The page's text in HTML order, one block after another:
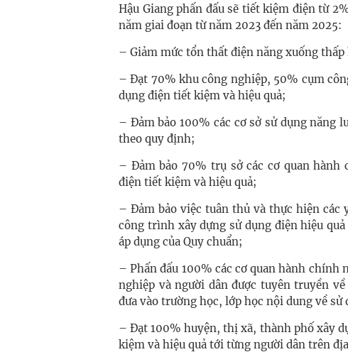
Hậu Giang phấn đấu sẽ tiết kiệm điện từ
năm giai đoạn từ năm 2023 đến năm 2025:
– Giảm mức tổn thất điện năng xuống
– Đạt 70% khu công nghiệp, 50% cụm
dụng điện tiết kiệm và hiệu quả;
– Đảm bảo 100% các cơ sở sử dụng năng
theo quy định;
– Đảm bảo 70% trụ sở các cơ quan hành
điện tiết kiệm và hiệu quả;
– Đảm bảo việc tuân thủ và thực hiện các
công trình xây dựng sử dụng điện hiệu
áp dụng của Quy chuẩn;
– Phấn đấu 100% các cơ quan hành chính
nghiệp và người dân được tuyên truyền
đưa vào trường học, lớp học nội dung về
– Đạt 100% huyện, thị xã, thành phố xây
kiệm và hiệu quả tới từng người dân trên